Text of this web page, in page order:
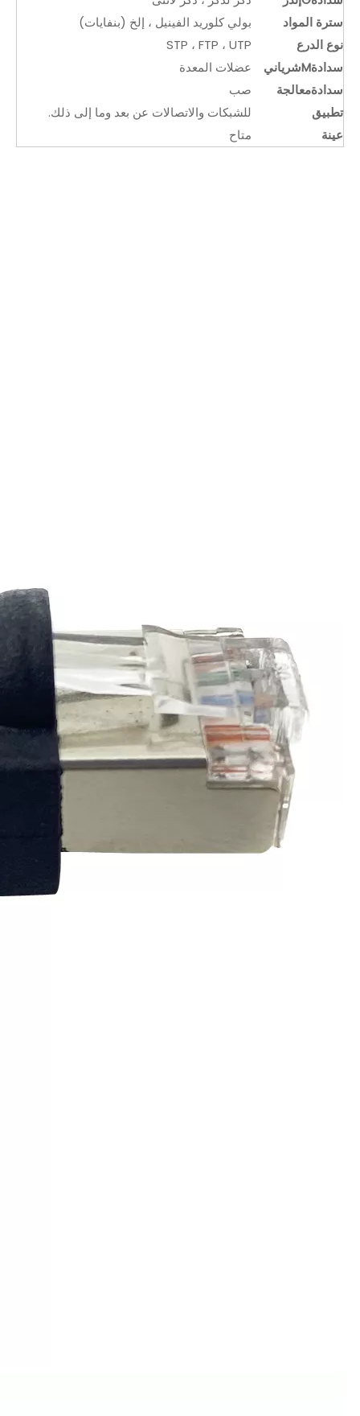
سترة المواد
بولي كلوريد الفينيل ، إلخ (بنفايات)
نوع الدرع
STP ، FTP ، UTP
سدادةMشرياني
عضلات المعدة
سدادةمعالجة
صب
تطبيق
للشبكات والاتصالات عن بعد وما إلى ذلك.
عينة
متاح